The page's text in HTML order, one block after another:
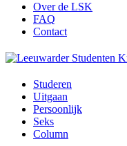
Over de LSK
FAQ
Contact
Menu
Studeren
Uitgaan
Persoonlijk
Seks
Column